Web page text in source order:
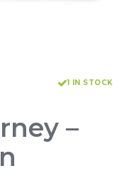
1 IN STOCK
–